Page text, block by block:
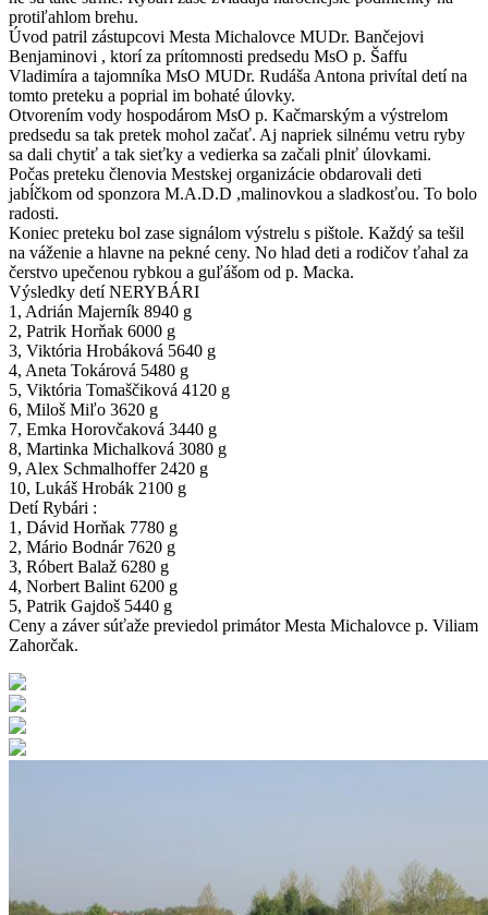
protiľahlom brehu.
Úvod patril zástupcovi Mesta Michalovce MUDr. Bančejovi
Benjaminovi , ktorí za prítomnosti predsedu MsO p. Šaffu
Vladimíra a tajomníka MsO MUDr. Rudáša Antona privítal detí na
tomto preteku a poprial im bohaté úlovky.
Otvorením vody hospodárom MsO p. Kačmarským a výstrelom
predsedu sa tak pretek mohol začať. Aj napriek silnému vetru ryby
sa dali chytiť a tak sieťky a vedierka sa začali plniť úlovkami.
Počas preteku členovia Mestskej organizácie obdarovali deti
jabĺčkom od sponzora M.A.D.D ,malinovkou a sladkosťou. To bolo
radosti.
Koniec preteku bol zase signálom výstrelu s pištole. Každý sa tešil
na váženie a hlavne na pekné ceny. No hlad deti a rodičov ťahal za
čerstvo upečenou rybkou a guľášom od p. Macka.
Výsledky detí NERYBÁRI
1, Adrián Majerník 8940 g
2, Patrik Horňak 6000 g
3, Viktória Hrobáková 5640 g
4, Aneta Tokárová 5480 g
5, Viktória Tomaščiková 4120 g
6, Miloš Miľo 3620 g
7, Emka Horovčaková 3440 g
8, Martinka Michalková 3080 g
9, Alex Schmalhoffer 2420 g
10, Lukáš Hrobák 2100 g
Detí Rybári :
1, Dávid Horňak 7780 g
2, Mário Bodnár 7620 g
3, Róbert Balaž 6280 g
4, Norbert Balint 6200 g
5, Patrik Gajdoš 5440 g
Ceny a záver súťaže previedol primátor Mesta Michalovce p. Viliam
Zahorčak.